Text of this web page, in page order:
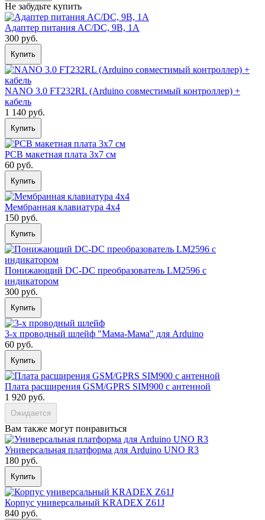
Не забудьте купить
Адаптер питания AC/DC, 9В, 1А
300 руб.
Купить
NANO 3.0 FT232RL (Arduino совместимый контроллер) +
кабель
1 140 руб.
Купить
PCB макетная плата 3х7 см
60 руб.
Купить
Мембранная клавиатура 4х4
150 руб.
Купить
Понижающий DC-DC преобразователь LM2596 с
индикатором
300 руб.
Купить
3-х проводный шлейф "Мама-Мама" для Arduino
60 руб.
Купить
Плата расширения GSM/GPRS SIM900 с антенной
1 920 руб.
Ожидается
Вам также могут понравиться
Универсальная платформа для Arduino UNO R3
180 руб.
Купить
Корпус универсальный KRADEX Z61J
840 руб.